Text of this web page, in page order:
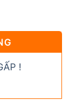
!
Cacbocylic)